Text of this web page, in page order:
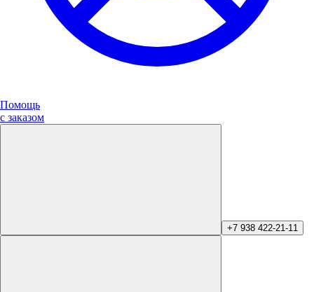
Помощь
с заказом
+7 938 422-21-11